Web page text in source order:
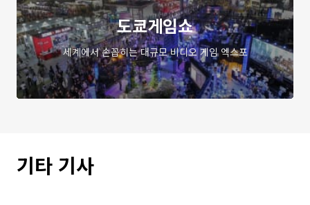
도쿄게임쇼
세계에서 손꼽히는 대규모 비디오 게임 엑스포
기타 기사